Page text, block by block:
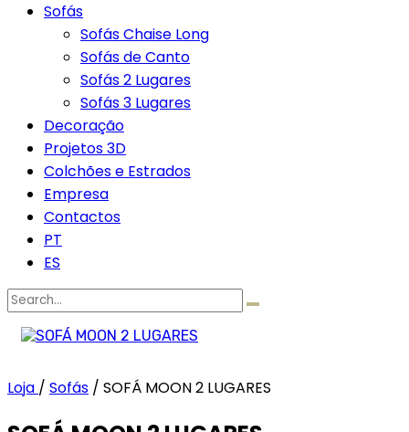
Sofás
Sofás Chaise Long
Sofás de Canto
Sofás 2 Lugares
Sofás 3 Lugares
Decoração
Projetos 3D
Colchões e Estrados
Empresa
Contactos
PT
ES
Search
for:
Loja / Sofás / SOFÁ MOON 2 LUGARES